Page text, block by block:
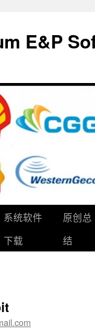
E&P
系统软件
下载
原创总
结